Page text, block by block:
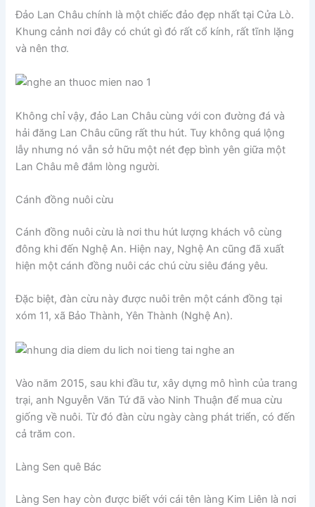
Đảo Lan Châu chính là một chiếc đảo đẹp nhất tại Cửa Lò.
Khung cảnh nơi đây có chút gì đó rất cổ kính, rất tĩnh lặng
và nên thơ.
Không chỉ vậy, đảo Lan Châu cùng với con đường đá và
hải đăng Lan Châu cũng rất thu hút. Tuy không quá lộng
lẫy nhưng nó vẫn sở hữu một nét đẹp bình yên giữa một
Lan Châu mê đắm lòng người.
Cánh đồng nuôi cừu
Cánh đồng nuôi cừu là nơi thu hút lượng khách vô cùng
đông khi đến Nghệ An. Hiện nay, Nghệ An cũng đã xuất
hiện một cánh đồng nuôi các chú cừu siêu đáng yêu.
Đặc biệt, đàn cừu này được nuôi trên một cánh đồng tại
xóm 11, xã Bảo Thành, Yên Thành (Nghệ An).
Vào năm 2015, sau khi đầu tư, xây dựng mô hình của trang
trại, anh Nguyễn Văn Tứ đã vào Ninh Thuận để mua cừu
giống về nuôi. Từ đó đàn cừu ngày càng phát triển, có đến
cả trăm con.
Làng Sen quê Bác
Làng Sen hay còn được biết với cái tên làng Kim Liên là nơi